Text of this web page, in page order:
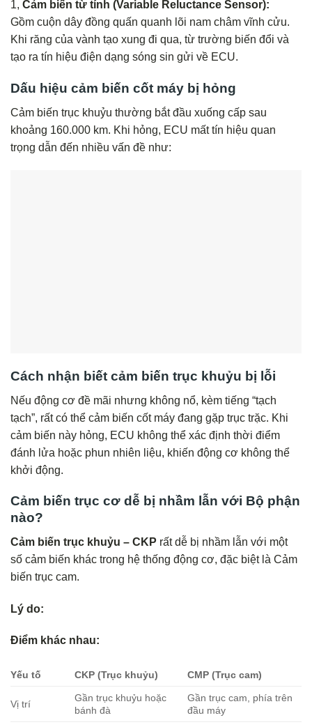
1, Cảm biến từ tính (Variable Reluctance Sensor):
Gồm cuộn dây đồng quấn quanh lõi nam châm vĩnh cửu.
Khi răng của vành tạo xung đi qua, từ trường biến đổi và
tạo ra tín hiệu điện dạng sóng sin gửi về ECU.
Dấu hiệu cảm biến cốt máy bị hỏng
Cảm biến trục khuỷu thường bắt đầu xuống cấp sau
khoảng 160.000 km. Khi hỏng, ECU mất tín hiệu quan
trọng dẫn đến nhiều vấn đề như:
Cách nhận biết cảm biến trục khuỷu bị lỗi
Nếu động cơ đề mãi nhưng không nổ, kèm tiếng “tạch
tạch”, rất có thể cảm biến cốt máy đang gặp trục trặc. Khi
cảm biến này hỏng, ECU không thể xác định thời điểm
đánh lửa hoặc phun nhiên liệu, khiến động cơ không thể
khởi động.
Cảm biến trục cơ dễ bị nhầm lẫn với Bộ phận
nào?
Cảm biến trục khuỷu – CKP rất dễ bị nhầm lẫn với một
số cảm biến khác trong hệ thống động cơ, đặc biệt là Cảm
biến trục cam.
Lý do:
Điểm khác nhau:
Yếu tố CKP (Trục khuỷu) CMP (Trục cam)
Vị trí
Gần trục khuỷu hoặc
bánh đà
Gần trục cam, phía trên
đầu máy